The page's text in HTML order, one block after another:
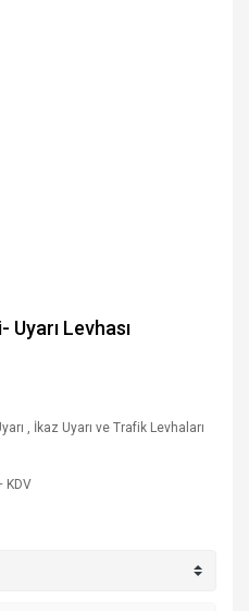
Uyarı Levhası
, İkaz Uyarı ve Trafik Levhaları
KDV